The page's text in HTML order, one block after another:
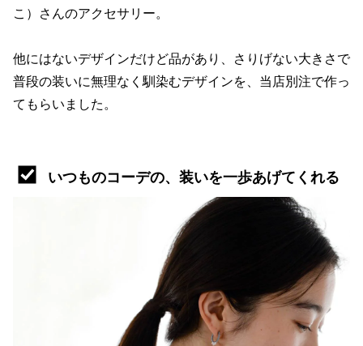
こ）さんのアクセサリー。
他にはないデザインだけど品があり、さりげない大きさで
普段の装いに無理なく馴染むデザインを、当店別注で作っ
てもらいました。
いつものコーデの、装いを一歩あげてくれる